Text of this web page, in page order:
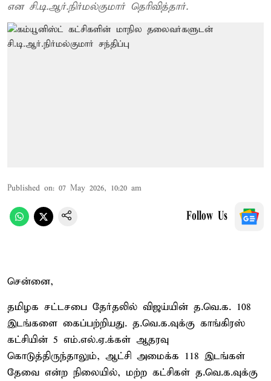
என சி.டி.ஆர்.நிர்மல்குமார் தெரிவித்தார்.
Published on: 07 May 2026, 10:20 am
Follow Us
சென்னை,
தமிழக சட்டசபை தேர்தலில் விஜய்யின் த.வெ.க. 108
இடங்களை கைப்பற்றியது. த.வெ.க.வுக்கு காங்கிரஸ்
கட்சியின் 5 எம்.எல்.ஏ.க்கள் ஆதரவு
கொடுத்திருந்தாலும், ஆட்சி அமைக்க 118 இடங்கள்
தேவை என்ற நிலையில், மற்ற கட்சிகள் த.வெ.க.வுக்கு